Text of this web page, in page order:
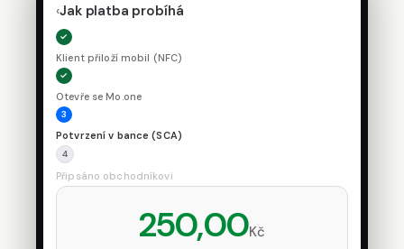
‹Jak platba probíhá
✓
Klient přiloží mobil (NFC)
✓
Otevře se Mo.one
3
Potvrzení v bance (SCA)
4
Připsáno obchodníkovi
250,00Kč